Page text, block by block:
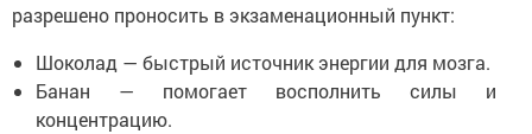
разрешено проносить в экзаменационный пункт:
Шоколад — быстрый источник энергии для мозга.
Банан — помогает восполнить силы и
концентрацию.